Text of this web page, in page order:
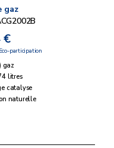
gaz
€
participation
gaz
litres
catalyse
naturelle